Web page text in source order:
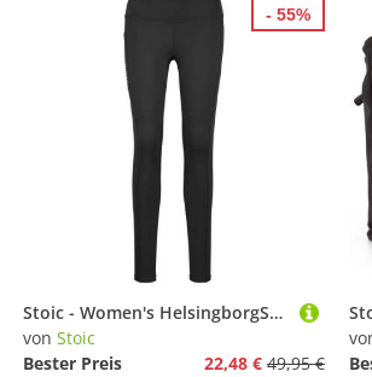
Stoic - Women's HelsingborgSt. II Performance Tights - Lauftights Gr M schwarz
von Stoic
Bester Preis
22,48 € 49,95 €
- 55%